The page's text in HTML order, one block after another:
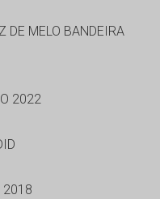
DE MELO BANDEIRA
2022
2018